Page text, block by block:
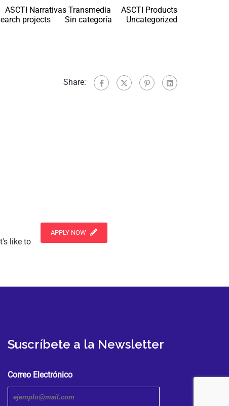
ASCTI Narrativas Transmedia
ASCTI Products
projects Sin categoría Uncategorized
Share:
like to
APPLY NOW
Suscríbete a la Newsletter
Correo Electrónico